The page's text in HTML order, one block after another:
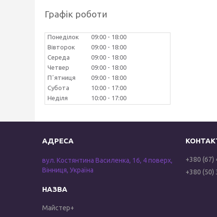
Графік роботи
Понеділок 09:00
18:00
Вівторок
09:00
18:00
Середа
09:00
18:00
Четвер
09:00
18:00
Пʼятниця
09:00
18:00
Субота
10:00
17:00
Неділя
10:00 17:00
вул. Костянтина Василенка, 16, 4 поверх,
Вінниця, Україна
Майстер+
+380 (67)
+380 (50)